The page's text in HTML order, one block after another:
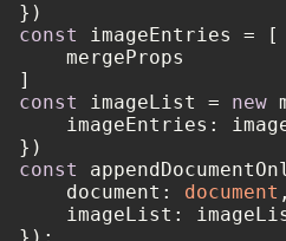
const
imageEntries = [
    mergeProps
const
imageList = new
imageEntries :
const
document : document ,
imageList :